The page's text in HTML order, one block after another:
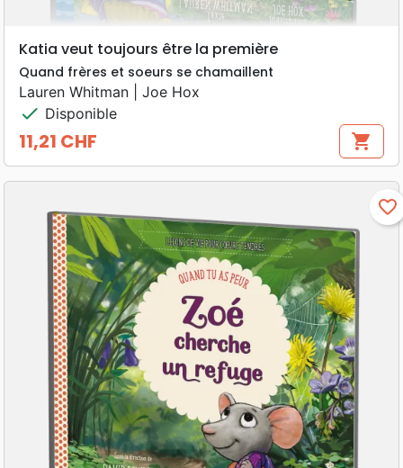
Katia veut toujours être la première
Quand frères et soeurs se chamaillent
Lauren Whitman | Joe Hox
check Disponible
Prix
11,21 CHF shopping_cart
favorite_border